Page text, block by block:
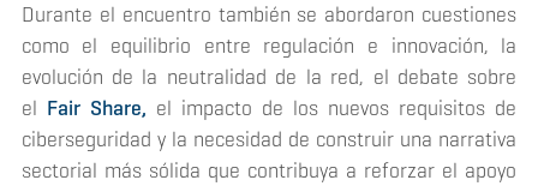
Durante el encuentro también se abordaron cuestiones
como el equilibrio entre regulación e innovación, la
evolución de la neutralidad de la red, el debate sobre
el Fair Share, el impacto de los nuevos requisitos de
ciberseguridad y la necesidad de construir una narrativa
sectorial más sólida que contribuya a reforzar el apoyo